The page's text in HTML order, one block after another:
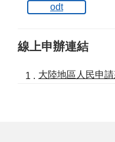
odt
線上申辦連結
大陸地區人民申